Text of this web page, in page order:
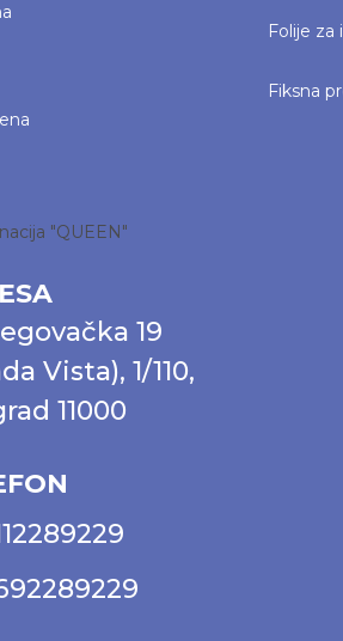
Folije za
Fiksna
"QUEEN"
19
Vista), 1/110,
11000